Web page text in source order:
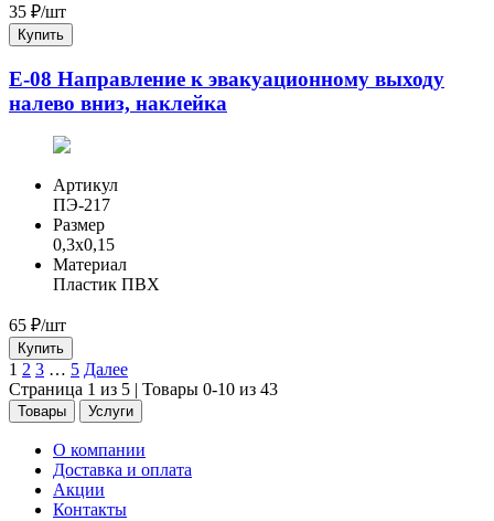
35 ₽/шт
Купить
E-08 Направление к эвакуационному выходу
налево вниз, наклейка
Артикул
ПЭ-217
Размер
0,3x0,15
Материал
Пластик ПВХ
65 ₽/шт
Купить
1 2 3 … 5 Далее
Страница 1 из 5 | Товары 0-10 из 43
Товары Услуги
О компании
Доставка и оплата
Акции
Контакты